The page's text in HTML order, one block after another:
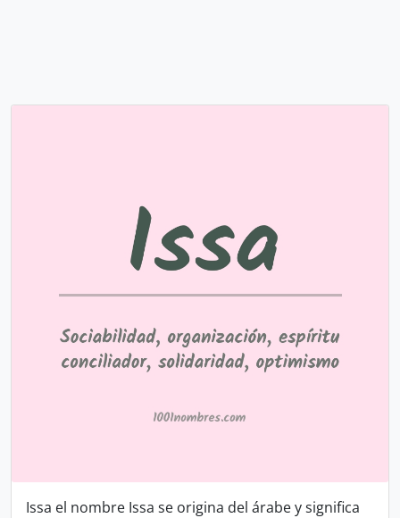
Issa el nombre Issa se origina del árabe y significa